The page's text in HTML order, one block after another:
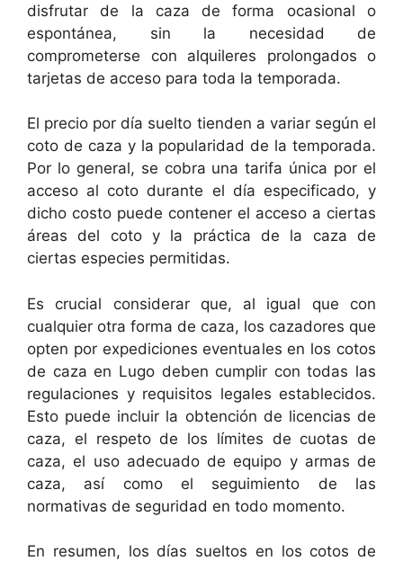
disfrutar de la caza de forma ocasional o
espontánea, sin la necesidad de
comprometerse con alquileres prolongados o
tarjetas de acceso para toda la temporada.
El precio por día suelto tienden a variar según el
coto de caza y la popularidad de la temporada.
Por lo general, se cobra una tarifa única por el
acceso al coto durante el día especificado, y
dicho costo puede contener el acceso a ciertas
áreas del coto y la práctica de la caza de
ciertas especies permitidas.
Es crucial considerar que, al igual que con
cualquier otra forma de caza, los cazadores que
opten por expediciones eventuales en los cotos
de caza en Lugo deben cumplir con todas las
regulaciones y requisitos legales establecidos.
Esto puede incluir la obtención de licencias de
caza, el respeto de los límites de cuotas de
caza, el uso adecuado de equipo y armas de
caza, así como el seguimiento de las
normativas de seguridad en todo momento.
En resumen, los días sueltos en los cotos de